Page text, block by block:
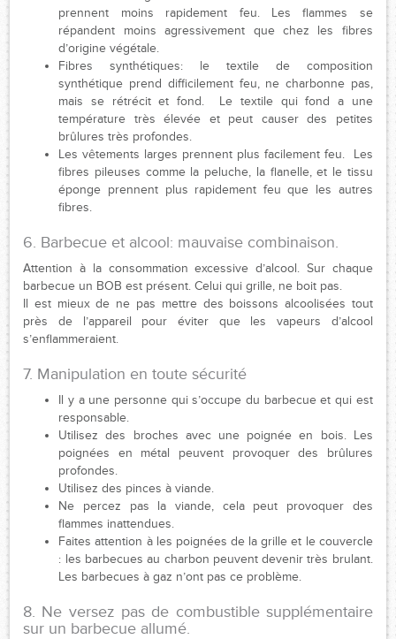
prennent moins rapidement feu. Les flammes se
répandent moins agressivement que chez les fibres
d’origine végétale.
Fibres synthétiques: le textile de composition
synthétique prend difficilement feu, ne charbonne pas,
mais se rétrécit et fond. Le textile qui fond a une
température très élevée et peut causer des petites
brûlures très profondes.
Les vêtements larges prennent plus facilement feu. Les
fibres pileuses comme la peluche, la flanelle, et le tissu
éponge prennent plus rapidement feu que les autres
fibres.
6. Barbecue et alcool: mauvaise combinaison.
Attention à la consommation excessive d’alcool. Sur chaque
barbecue un BOB est présent. Celui qui grille, ne boit pas.
Il est mieux de ne pas mettre des boissons alcoolisées tout
près de l’appareil pour éviter que les vapeurs d’alcool
s’enflammeraient.
7. Manipulation en toute sécurité
Il y a une personne qui s’occupe du barbecue et qui est
responsable.
Utilisez des broches avec une poignée en bois. Les
poignées en métal peuvent provoquer des brûlures
profondes.
Utilisez des pinces à viande.
Ne percez pas la viande, cela peut provoquer des
flammes inattendues.
Faites attention à les poignées de la grille et le couvercle
: les barbecues au charbon peuvent devenir très brulant.
Les barbecues à gaz n’ont pas ce problème.
8. Ne versez pas de combustible supplémentaire
sur un barbecue allumé.